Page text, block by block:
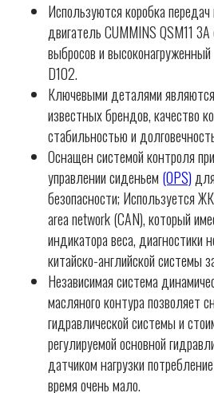
Используются коробка
двигатель CUMMINS QSM11
выбросов и
D102.
Ключевыми деталями
известных брендов, качество
стабильностью и
Оснащен системой контроля
управлении сиденьем (OPS)
безопасности; Используется
area network (CAN), который
индикатора веса, диагностики
китайско-английской системы
Независимая система
масляного контура позволяет
гидравлической системы и
регулируемой основной
датчиком нагрузки
время очень мало.